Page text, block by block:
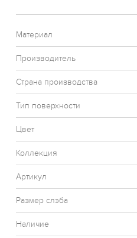
Материал
Производитель
Страна производства
Тип поверхности
Цвет
Коллекция
Артикул
Размер слэба
Наличие